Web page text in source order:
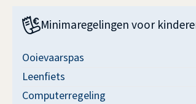
Minimaregelingen voor
Ooievaarspas
Leenfiets
Computerregeling